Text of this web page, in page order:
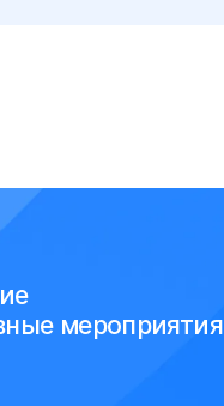
мероприятия